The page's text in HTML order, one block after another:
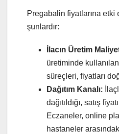
Pregabalin fiyatlarına etki
şunlardır:
İlacın Üretim
üretiminde
süreçleri, fiyatları
Dağıtım Kanalı:
dağıtıldığı, satış
Eczaneler, online
hastaneler